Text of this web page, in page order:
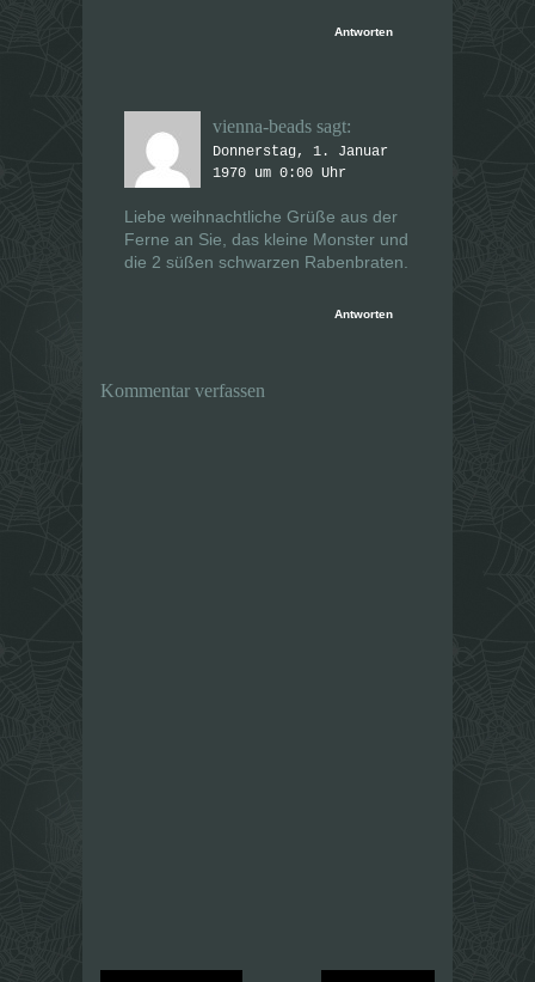
Antworten
vienna-beads sagt:
Donnerstag, 1. Januar
1970 um 0:00 Uhr
Liebe weihnachtliche Grüße aus der
Ferne an Sie, das kleine Monster und
die 2 süßen schwarzen Rabenbraten.
Antworten
Kommentar verfassen